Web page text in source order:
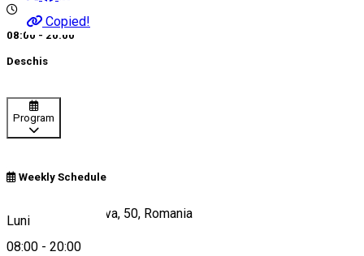
Copied!
08:00 - 20:00
Deschis
Program
Weekly Schedule
Luni
08:00 - 20:00
Calea Unirii, Craiova, 50, Romania